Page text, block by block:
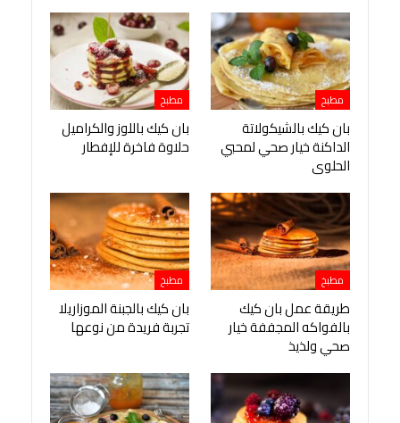
مطبخ
بان كيك بالشيكولاتة
الداكنة خيار صحي لمحبي
الحلوى
مطبخ
بان كيك باللوز والكراميل
حلاوة فاخرة للإفطار
مطبخ
طريقة عمل بان كيك
بالفواكه المجففة خيار
صحي ولذيذ
مطبخ
بان كيك بالجبنة الموزاريلا
تجربة فريدة من نوعها